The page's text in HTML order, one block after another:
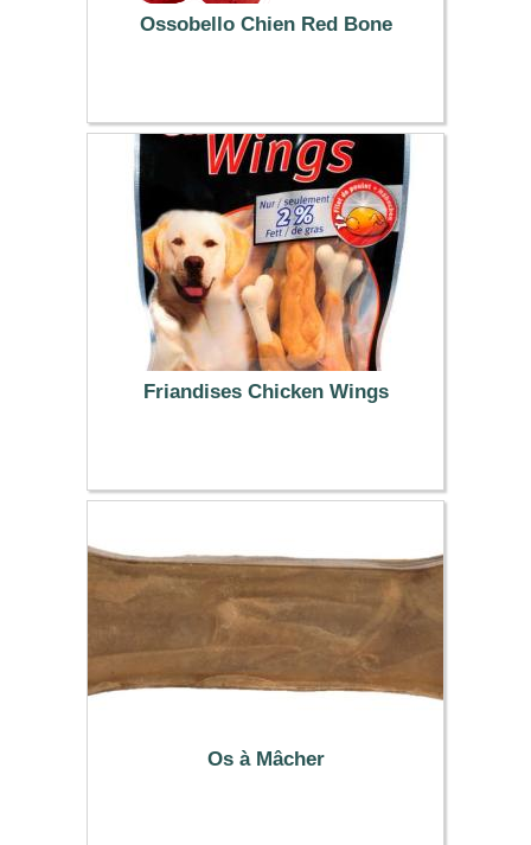
Ossobello Chien Red Bone
3.99 €
Friandises Chicken Wings
4.49 €
Os à Mâcher